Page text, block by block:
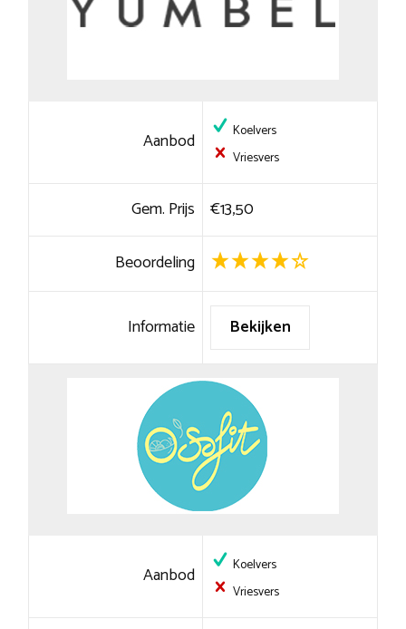
Aanbod
Koelvers
Vriesvers
Gem. Prijs €13,50
Beoordeling
Informatie Bekijken
Aanbod
Koelvers
Vriesvers